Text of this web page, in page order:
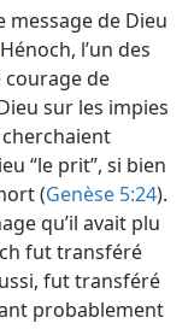
message de Dieu
l’un des
courage de
sur les impies
cherchaient
“le prit”, si bien
(Genèse 5:24).
qu’il avait plu
fut transféré
fut transféré
probablement